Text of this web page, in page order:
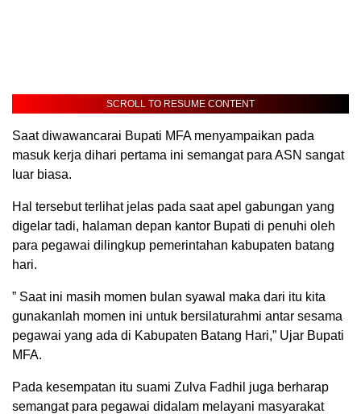
SCROLL TO RESUME CONTENT
Saat diwawancarai Bupati MFA menyampaikan pada
masuk kerja dihari pertama ini semangat para ASN sangat
luar biasa.
Hal tersebut terlihat jelas pada saat apel gabungan yang
digelar tadi, halaman depan kantor Bupati di penuhi oleh
para pegawai dilingkup pemerintahan kabupaten batang
hari.
” Saat ini masih momen bulan syawal maka dari itu kita
gunakanlah momen ini untuk bersilaturahmi antar sesama
pegawai yang ada di Kabupaten Batang Hari,” Ujar Bupati
MFA.
Pada kesempatan itu suami Zulva Fadhil juga berharap
semangat para pegawai didalam melayani masyarakat